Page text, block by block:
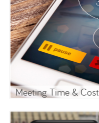
Meeting Time & Cost